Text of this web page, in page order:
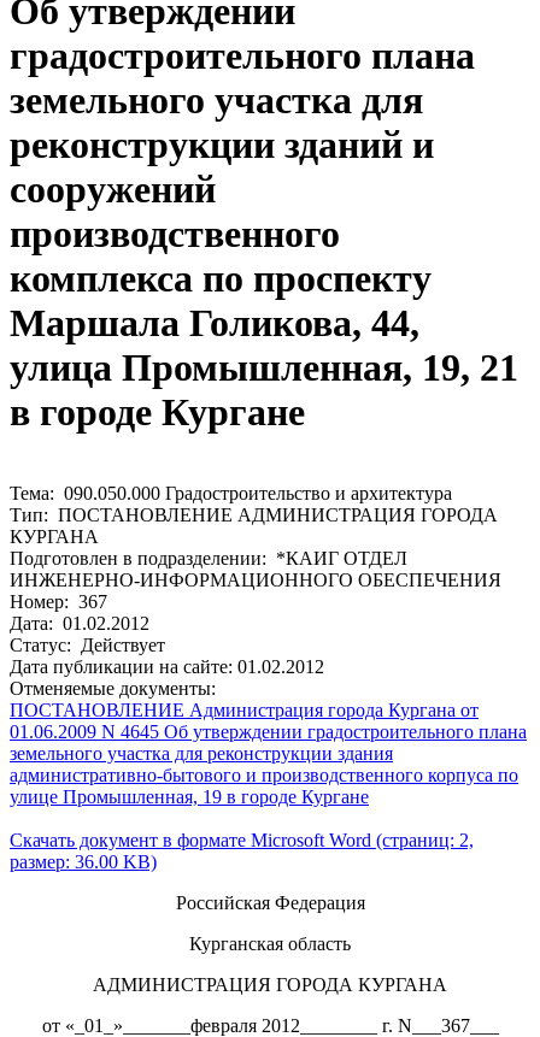
Об утверждении
градостроительного плана
земельного участка для
реконструкции зданий и
сооружений
производственного
комплекса по проспекту
Маршала Голикова, 44,
улица Промышленная, 19, 21
в городе Кургане
Тема: 090.050.000 Градостроительство и архитектура
Тип: ПОСТАНОВЛЕНИЕ АДМИНИСТРАЦИЯ ГОРОДА
КУРГАНА
Подготовлен в подразделении: *КАИГ ОТДЕЛ
ИНЖЕНЕРНО-ИНФОРМАЦИОННОГО ОБЕСПЕЧЕНИЯ
Номер: 367
Дата: 01.02.2012
Статус: Действует
Дата публикации на сайте: 01.02.2012
Отменяемые документы:
ПОСТАНОВЛЕНИЕ Администрация города Кургана от
01.06.2009 N 4645 Об утверждении градостроительного плана
земельного участка для реконструкции здания
административно-бытового и производственного корпуса по
улице Промышленная, 19 в городе Кургане
Скачать документ в формате Microsoft Word (страниц: 2,
размер: 36.00 KB)
Российская Федерация
Курганская область
АДМИНИСТРАЦИЯ ГОРОДА КУРГАНА
от «_01_»_______февраля 2012________ г. N___367___